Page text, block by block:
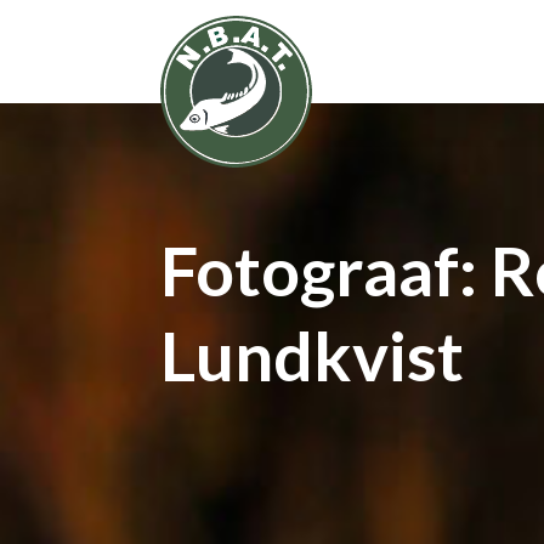
Fotograaf:
Lundkvist